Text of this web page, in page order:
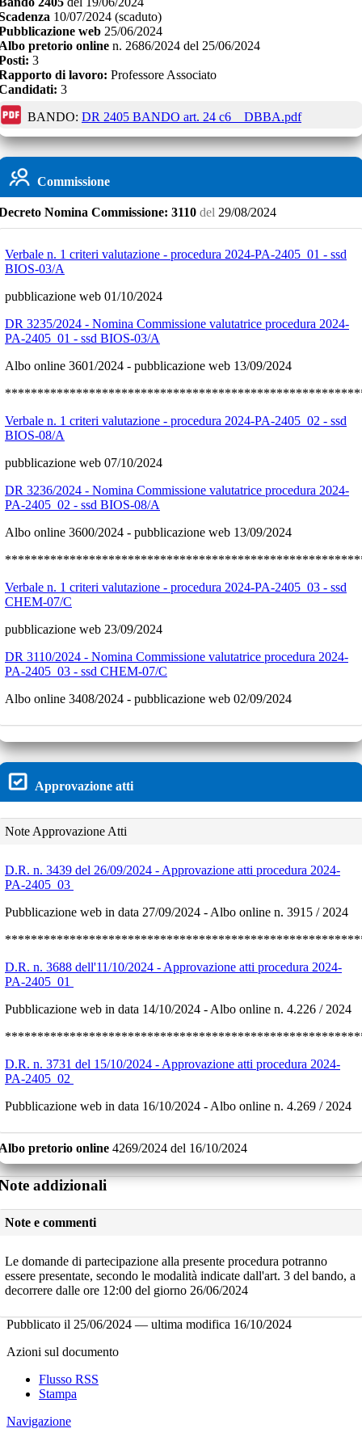
10/07/2024 (scaduto)
web 25/06/2024
pretorio online n. 2686/2024 del 25/06/2024
3
di lavoro: Professore Associato
3
BANDO: DR 2405 BANDO art. 24 c6 _ DBBA.pdf
Commissione
Nomina Commissione: 3110 del 29/08/2024
Verbale n. 1 criteri valutazione - procedura 2024-PA-2405_01 - ssd
BIOS-03/A
pubblicazione web 01/10/2024
DR 3235/2024 - Nomina Commissione valutatrice procedura 2024-
PA-2405_01 - ssd BIOS-03/A
Albo online 3601/2024 - pubblicazione web 13/09/2024
Verbale n. 1 criteri valutazione - procedura 2024-PA-2405_02 - ssd
BIOS-08/A
pubblicazione web 07/10/2024
DR 3236/2024 - Nomina Commissione valutatrice procedura 2024-
PA-2405_02 - ssd BIOS-08/A
Albo online 3600/2024 - pubblicazione web 13/09/2024
Verbale n. 1 criteri valutazione - procedura 2024-PA-2405_03 - ssd
CHEM-07/C
pubblicazione web 23/09/2024
DR 3110/2024 - Nomina Commissione valutatrice procedura 2024-
PA-2405_03 - ssd CHEM-07/C
Albo online 3408/2024 - pubblicazione web 02/09/2024
Approvazione atti
Note Approvazione Atti
D.R. n. 3439 del 26/09/2024 - Approvazione atti procedura 2024-
PA-2405_03
Pubblicazione web in data 27/09/2024 - Albo online n. 3915 / 2024
D.R. n. 3688 dell'11/10/2024 - Approvazione atti procedura 2024-
PA-2405_01
Pubblicazione web in data 14/10/2024 - Albo online n. 4.226 / 2024
D.R. n. 3731 del 15/10/2024 - Approvazione atti procedura 2024-
PA-2405_02
Pubblicazione web in data 16/10/2024 - Albo online n. 4.269 / 2024
pretorio online 4269/2024 del 16/10/2024
addizionali
Note e commenti
Le domande di partecipazione alla presente procedura potranno
essere presentate, secondo le modalità indicate dall'art. 3 del bando, a
decorrere dalle ore 12:00 del giorno 26/06/2024
Pubblicato il 25/06/2024 — ultima modifica 16/10/2024
Azioni sul documento
Flusso RSS
Stampa
Navigazione